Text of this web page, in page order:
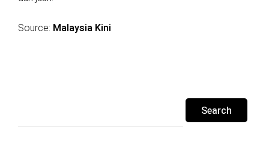
Source: Malaysia Kini